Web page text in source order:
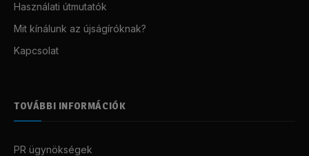
Használati útmutatók
Mit kínálunk az újságíróknak?
Kapcsolat
TOVÁBBI INFORMÁCIÓK
PR ügynökségek